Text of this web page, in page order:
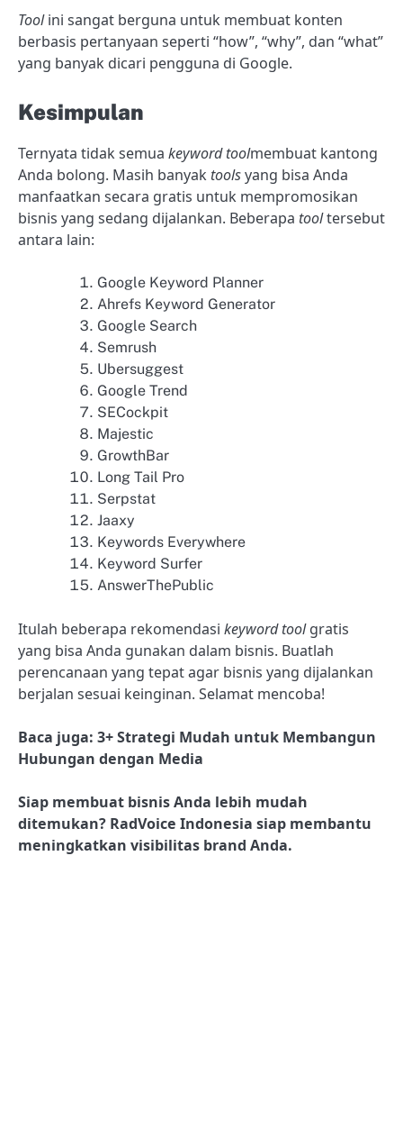
Toolini sangat berguna untuk membuat konten
berbasis pertanyaan seperti “how”, “why”, dan “what”
yang banyak dicari pengguna di Google.
Kesimpulan
Ternyata tidak semua keyword toolmembuat kantong
Anda bolong. Masih banyak toolsyang bisa Anda
manfaatkan secara gratis untuk mempromosikan
bisnis yang sedang dijalankan. Beberapa tooltersebut
antara lain:
Google Keyword Planner
Ahrefs Keyword Generator
Google Search
Semrush
Ubersuggest
Google Trend
SECockpit
Majestic
GrowthBar
Long Tail Pro
Serpstat
Jaaxy
Keywords Everywhere
Keyword Surfer
AnswerThePublic
Itulah beberapa rekomendasi keyword toolgratis
yang bisa Anda gunakan dalam bisnis. Buatlah
perencanaan yang tepat agar bisnis yang dijalankan
berjalan sesuai keinginan. Selamat mencoba!
Baca juga: 3+ Strategi Mudah untuk Membangun
Hubungan dengan Media
Siap membuat bisnis Anda lebih mudah
ditemukan? RadVoice Indonesia siap membantu
meningkatkan visibilitas brand Anda.